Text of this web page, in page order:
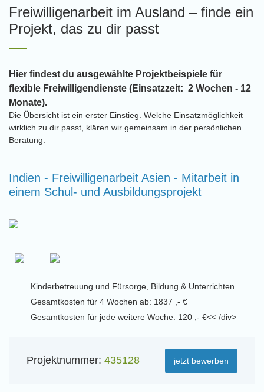
Freiwilligenarbeit im Ausland – finde ein
Projekt, das zu dir passt
Hier findest du ausgewählte Projektbeispiele für
flexible Freiwilligendienste (Einsatzzeit: 2 Wochen - 12
Monate).
Die Übersicht ist ein erster Einstieg. Welche Einsatzmöglichkeit
wirklich zu dir passt, klären wir gemeinsam in der persönlichen
Beratung.
Indien - Freiwilligenarbeit Asien - Mitarbeit in
einem Schul- und Ausbildungsprojekt
Kinderbetreuung und Fürsorge, Bildung & Unterrichten
Gesamtkosten für 4 Wochen ab: 1837 ,- €
Gesamtkosten für jede weitere Woche: 120 ,- €<< /div>
Projektnummer: 435128 jetzt bewerben